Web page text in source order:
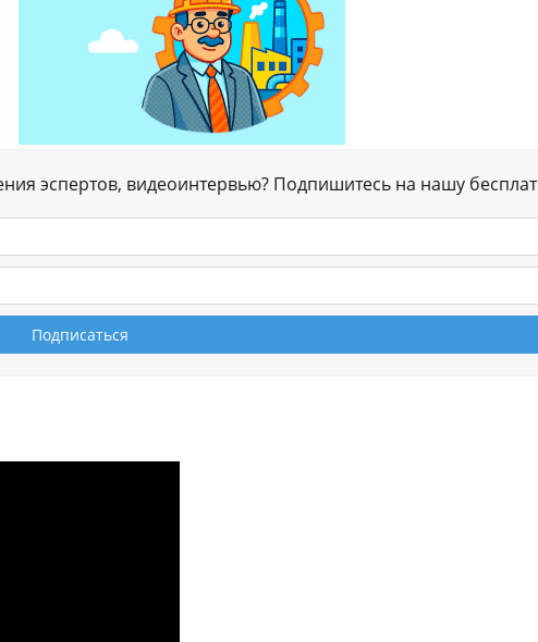
эспертов, видеоинтервью? Подпишитесь на нашу